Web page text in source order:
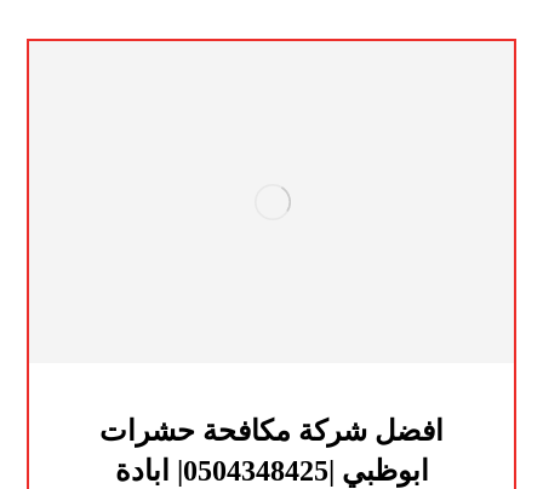
افضل شركة مكافحة حشرات
ابوظبي |0504348425| ابادة